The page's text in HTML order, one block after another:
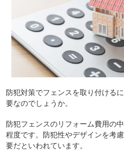
防犯対策でフェンスを取り付ける
要なのでしょうか。
防犯フェンスのリフォーム費用の
程度です。防犯性やデザインを考
要だといわれています。